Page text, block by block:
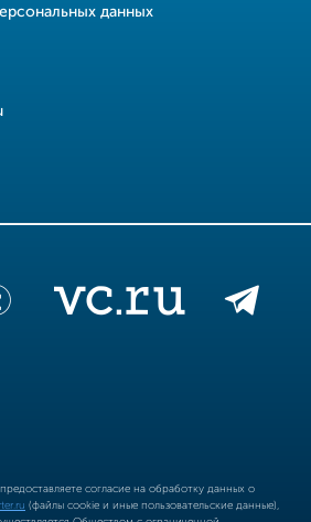
данных
предоставляете согласие на обработку данных о
(файлы cookie и иные пользовательские данные),